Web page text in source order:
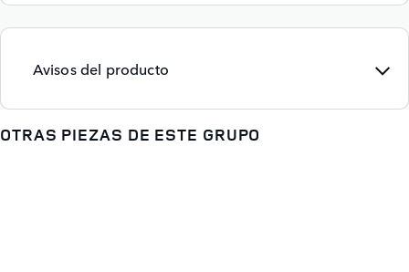
Avisos del producto
OTRAS PIEZAS DE ESTE GRUPO